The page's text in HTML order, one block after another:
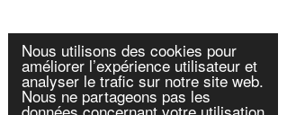
Nous utilisons des cookies pour
améliorer l’expérience utilisateur et
analyser le trafic sur notre site web.
Nous ne partageons pas les